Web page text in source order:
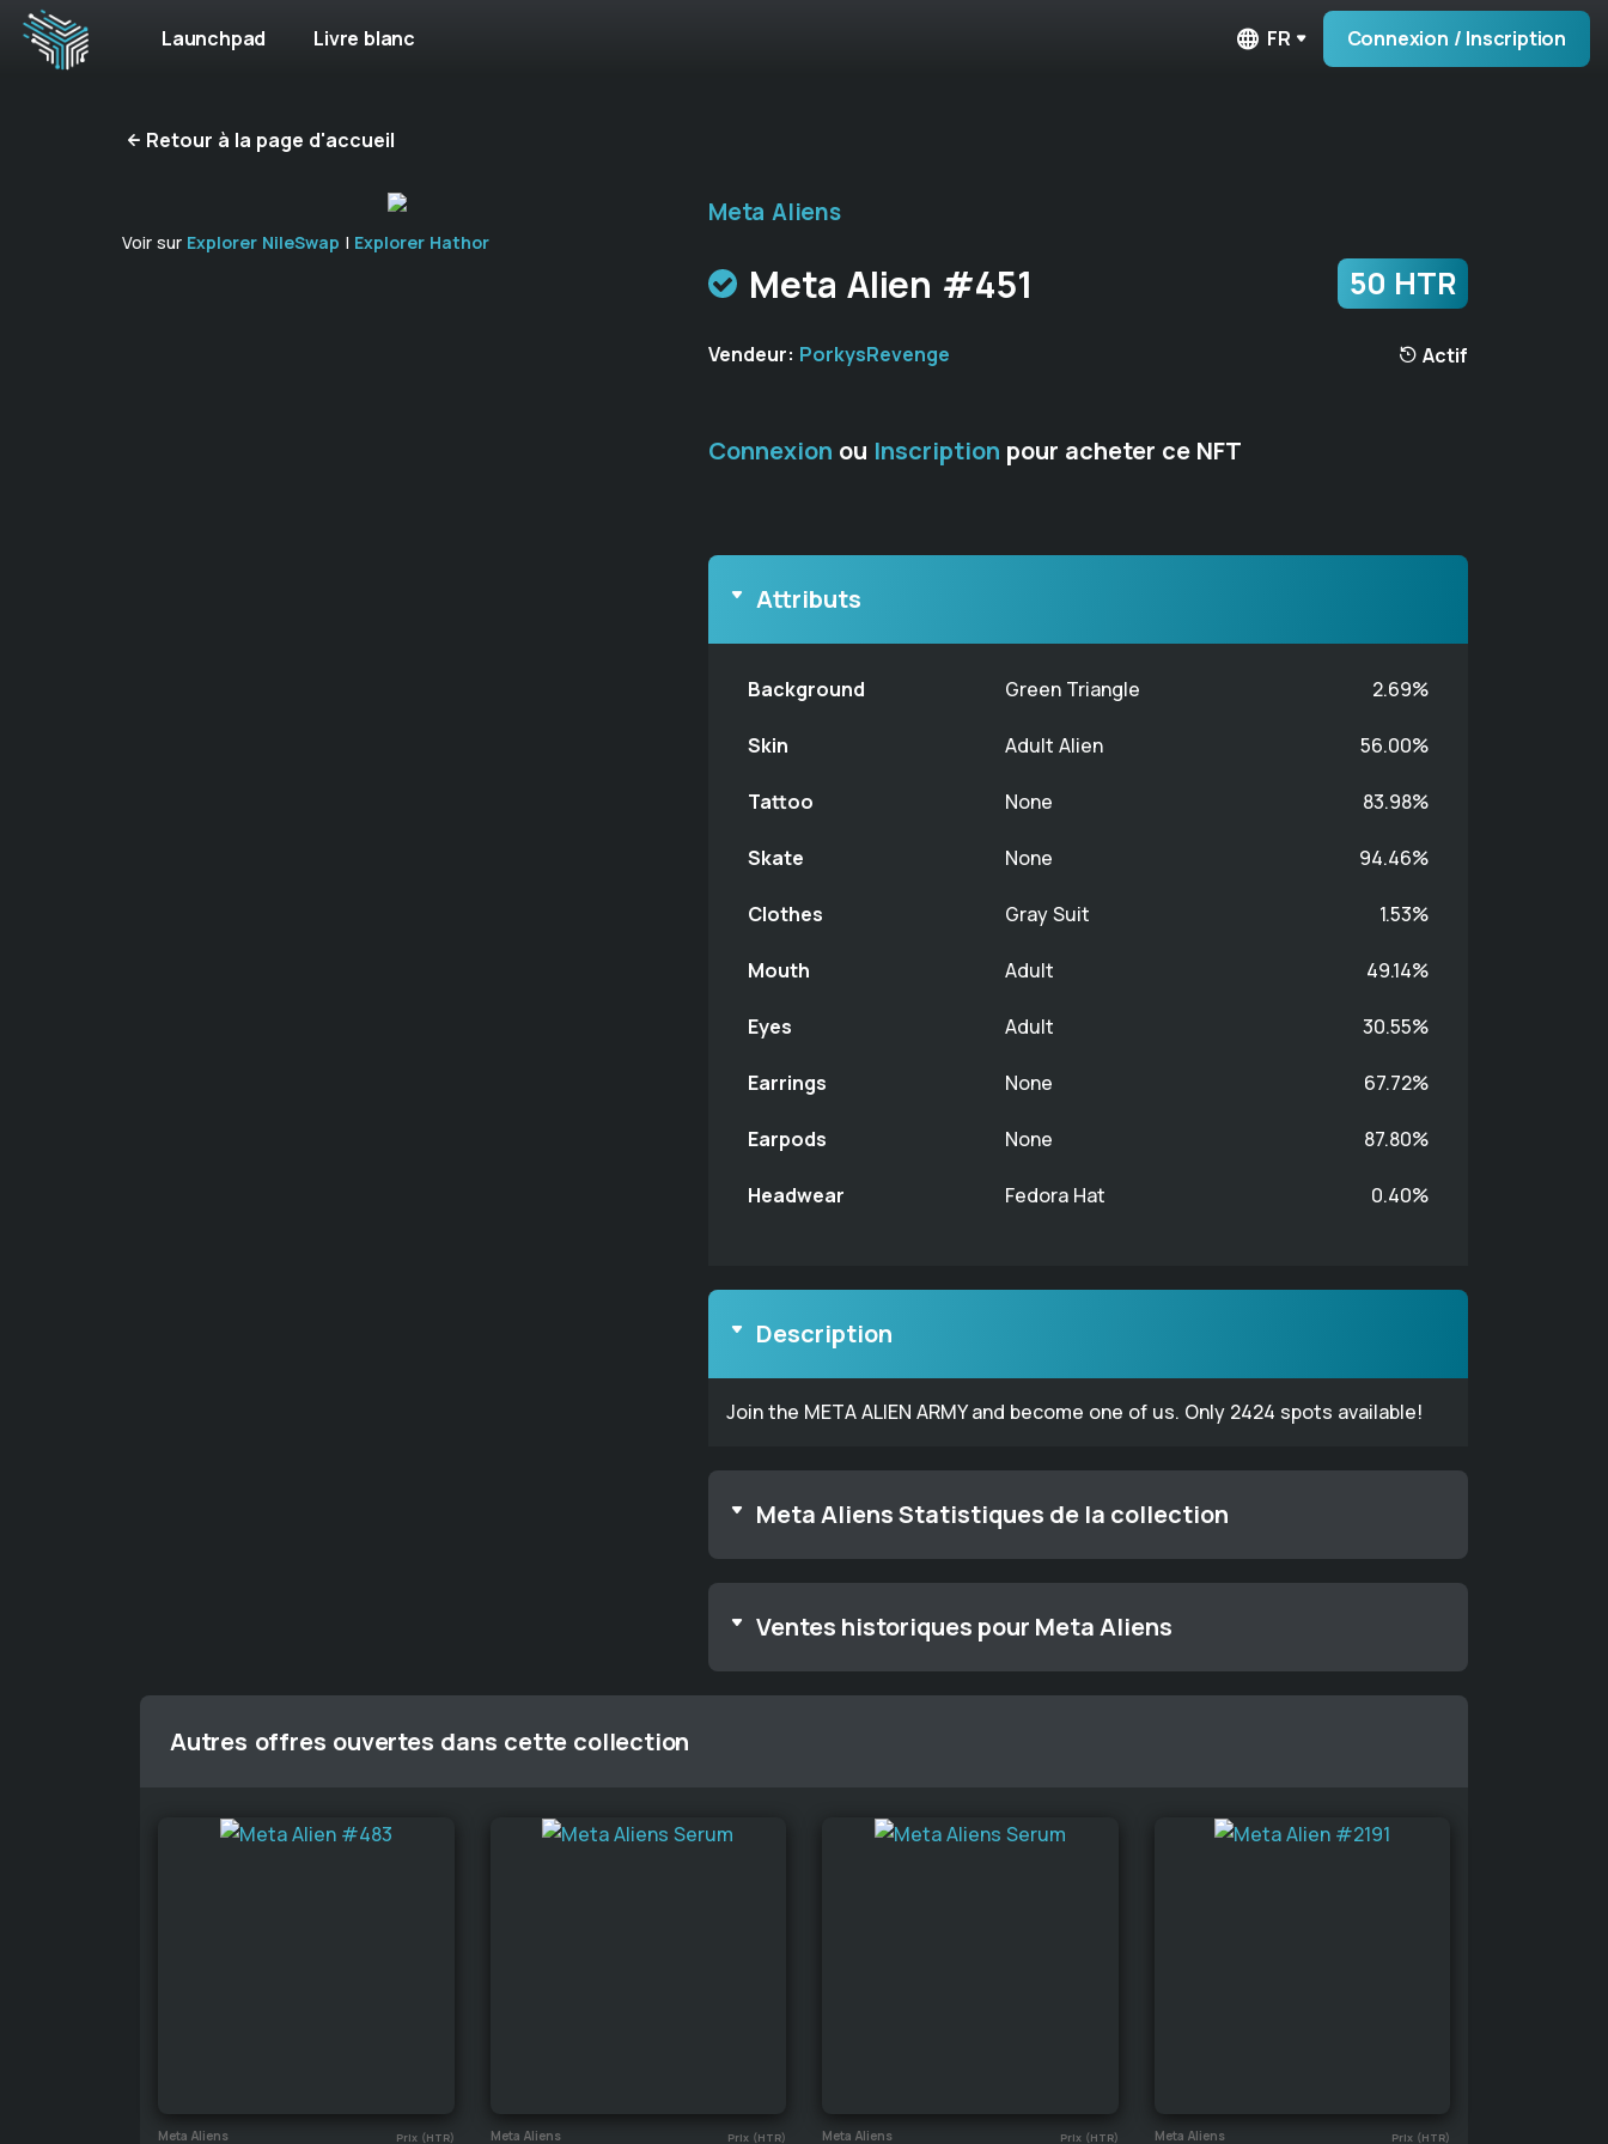
Launchpad Livre blanc FR Connexion / Inscription
Retour à la page d'accueil
Voir sur Explorer NileSwap | Explorer Hathor
Meta Aliens
Meta Alien #451 50 HTR
Vendeur: PorkysRevenge Actif
Connexion ou Inscription pour acheter ce NFT
Attributs
Background Green Triangle 2.69%
Skin Adult Alien 56.00%
Tattoo None 83.98%
Skate None 94.46%
Clothes Gray Suit 1.53%
Mouth Adult 49.14%
Eyes Adult 30.55%
Earrings None 67.72%
Earpods None 87.80%
Headwear Fedora Hat 0.40%
Description
Join the META ALIEN ARMY and become one of us. Only 2424 spots available!
Meta Aliens Statistiques de la collection
Ventes historiques pour Meta Aliens
Autres offres ouvertes dans cette collection
Meta Aliens Prix (HTR) Meta Aliens Prix (HTR) Meta Aliens Prix (HTR) Meta Aliens Prix (HTR)